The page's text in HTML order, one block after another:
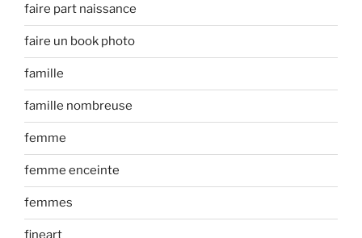
faire part naissance
faire un book photo
famille
famille nombreuse
femme
femme enceinte
femmes
fineart